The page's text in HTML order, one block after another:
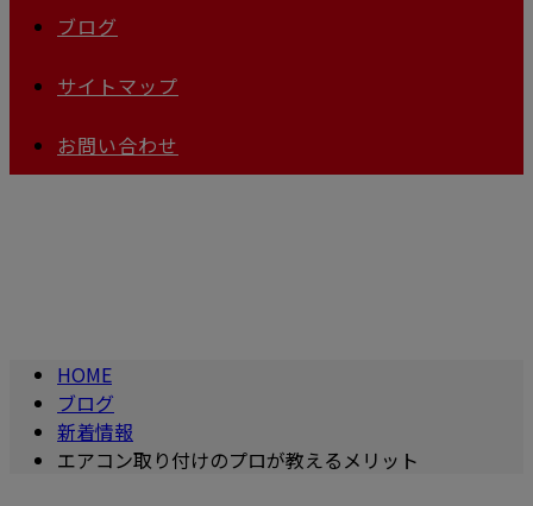
ブログ
サイトマップ
お問い合わせ
HOME
ブログ
新着情報
エアコン取り付けのプロが教えるメリット